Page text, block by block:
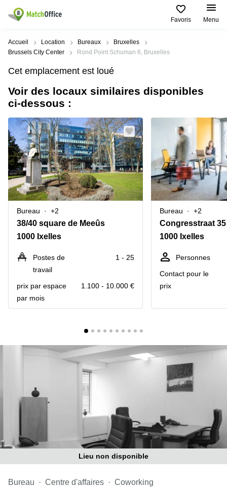
Favoris Menu
Rechercher / publier
Types
d'espaces
Bureaux
Centre
d’affaires
Coworking
Salles
de
réunion
Bureau
virtuel
Villes
Populaires
Alost
Anvers
Bruges
Bruxelles
Bruxelles
Aeroport
Gand
Hasselt
la
Neuve
Wavre
Recherches
populaires
Bureau
a louer
Bureau à
louer
Bruxelles
Bureau
a louer
Gand
Bureau
à louer
Liège
Centre
Anvers
Centre
d'affaires
Gand
Centre
Namur
Coworking
Salle de
conférence
Aide
Qui sommes-nous?
Publier un bureau
Prix
Connexion
Choisissez une langue
flamand
Accueil Location Bureaux
Bruxelles
Brussels City Center
Rond Point Schuman 6, Bruxelles
Cet emplacement est loué
Voir des locaux similaires disponibles
ci-dessous :
Bureau +2
38/40 square de Meeûs
1000 Ixelles
Postes de
travail
1 - 25
prix par espace
par mois
1.100 - 10.000 €
Bureau +2
Congresstraat 35
1000 Ixelles
Personnes
Contact pour le
prix
Lieu non disponible
Bureau Centre d'affaires Coworking